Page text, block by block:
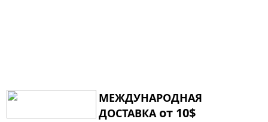
МЕЖДУНАРОДНАЯ
ДОСТАВКА от 10$